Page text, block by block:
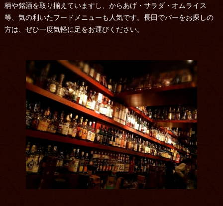
柄や銘酒を取り揃えていますし、からあげ・サラダ・オムライス
等、気の利いたフードメニューも人気です。長田でバーをお探しの
方は、ぜひ一度気軽に足をお運びください。